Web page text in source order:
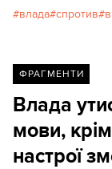
влада спротив
ФРАГМЕНТИ
Влада
мови, крім
настрої